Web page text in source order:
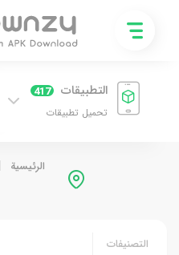
التطبيقات 417
تحميل تطبيقات
الرئيسية
التصنيفات